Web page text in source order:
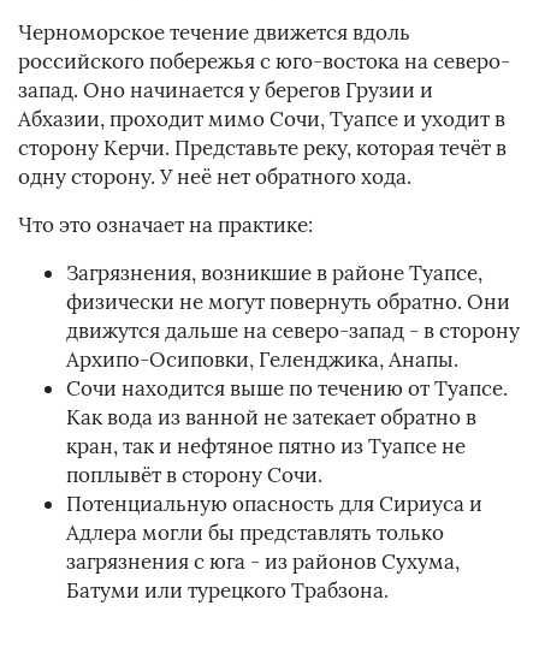
Черноморское течение движется вдоль
российского побережья с юго-востока на северо-
запад. Оно начинается у берегов Грузии и
Абхазии, проходит мимо Сочи, Туапсе и уходит в
сторону Керчи. Представьте реку, которая течёт в
одну сторону. У неё нет обратного хода.
Что это означает на практике:
Загрязнения, возникшие в районе Туапсе,
физически не могут повернуть обратно. Они
движутся дальше на северо-запад - в сторону
Архипо-Осиповки, Геленджика, Анапы.
Сочи находится выше по течению от Туапсе.
Как вода из ванной не затекает обратно в
кран, так и нефтяное пятно из Туапсе не
поплывёт в сторону Сочи.
Потенциальную опасность для Сириуса и
Адлера могли бы представлять только
загрязнения с юга - из районов Сухума,
Батуми или турецкого Трабзона.